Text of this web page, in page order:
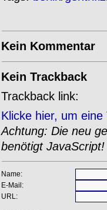
Kein Kommentar
Kein Trackback
Trackback link:
Klicke hier, um
Achtung: Die neu
benötigt JavaScript!
Name:
E-Mail:
URL: